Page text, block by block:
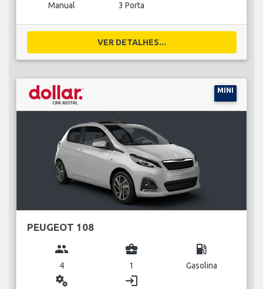
Manual 3 Porta
VER DETALHES...
MINI
PEUGEOT 108
group
4
business_center
1
local_gas_station
Gasolina
miscellaneous_services login